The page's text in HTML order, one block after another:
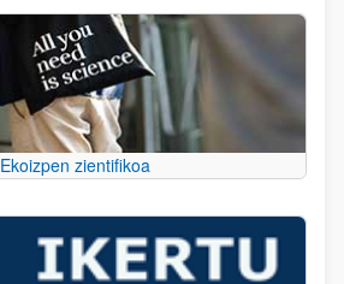
Ekoizpen zientifikoa